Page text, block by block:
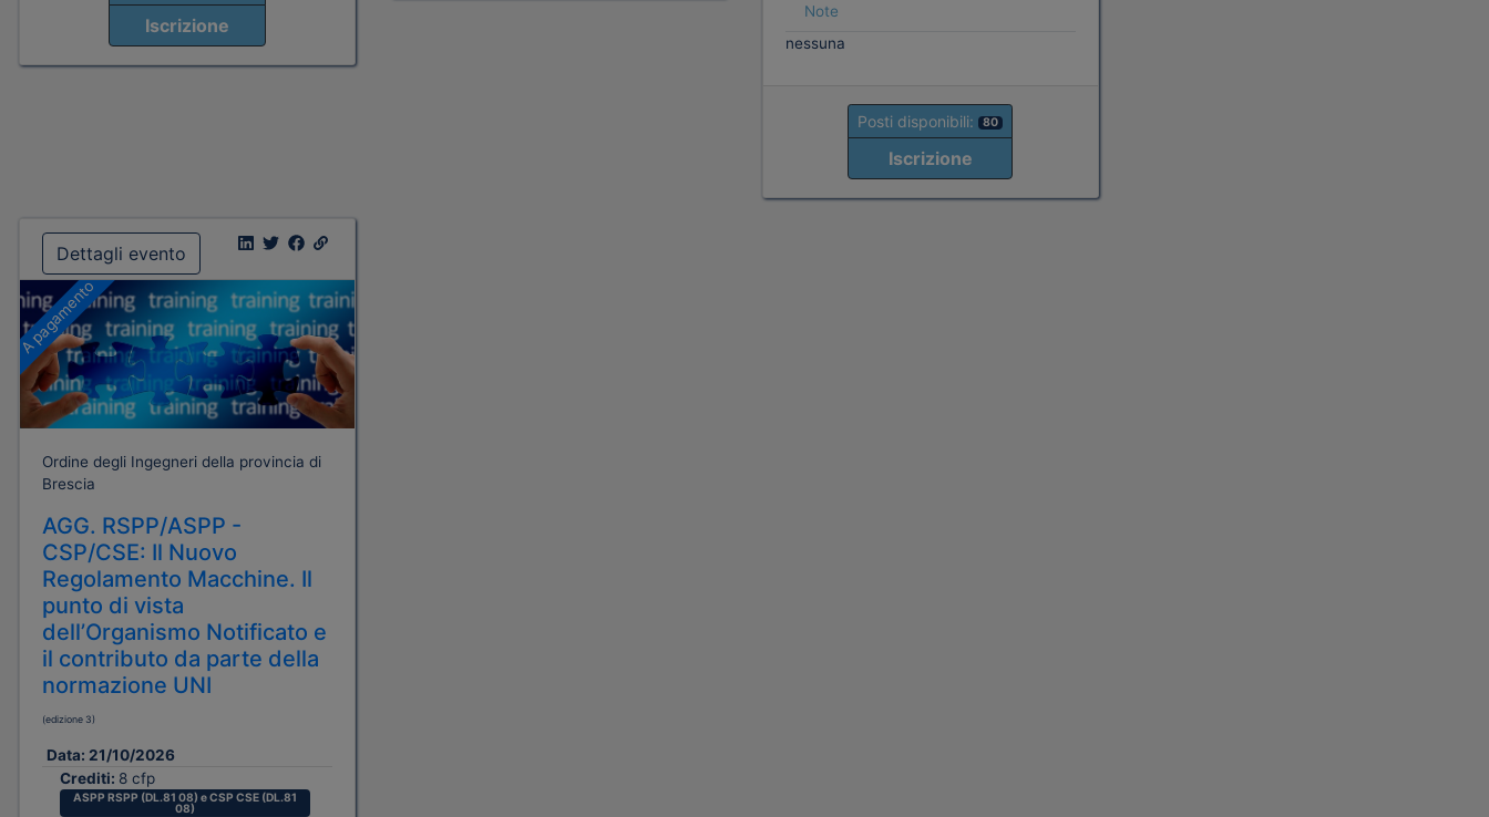
Iscrizione
Note
nessuna
Posti disponibili: 80
Iscrizione
Dettagli evento
A pagamento
Ordine degli Ingegneri della provincia di
Brescia
AGG. RSPP/ASPP -
CSP/CSE: Il Nuovo
Regolamento Macchine. Il
punto di vista
dell’Organismo Notificato e
il contributo da parte della
normazione UNI
(edizione 3)
Data: 21/10/2026
Crediti: 8 cfp
ASPP RSPP (DL.81 08) e CSP CSE (DL.81
08)